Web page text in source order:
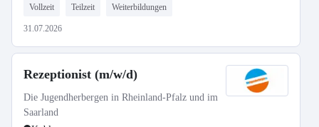
Vollzeit Teilzeit Weiterbildungen
31.07.2026
Rezeptionist (m/w/d)
Die Jugendherbergen in Rheinland-Pfalz und im
Saarland